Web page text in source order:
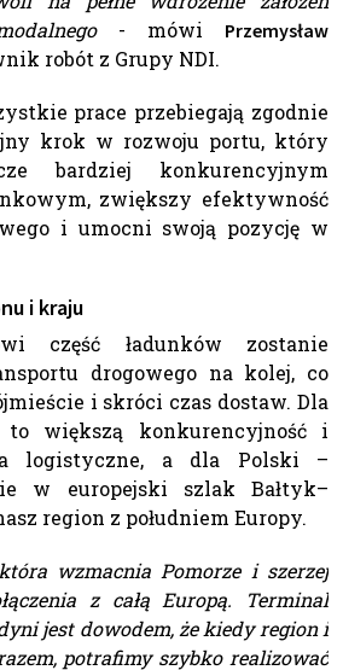
- mówi Przemysław
robót z Grupy NDI.
prace przebiegają zgodnie
krok w rozwoju portu, który
bardziej konkurencyjnym
zwiększy efektywność
i umocni swoją pozycję w
i kraju
część ładunków zostanie
drogowego na kolej, co
i skróci czas dostaw. Dla
to większą konkurencyjność i
logistyczne, a dla Polski –
w europejski szlak Bałtyk–
region z południem Europy.
wzmacnia Pomorze i szerzej
z całą Europą. Terminal
jest dowodem, że kiedy region i
potrafimy szybko realizować